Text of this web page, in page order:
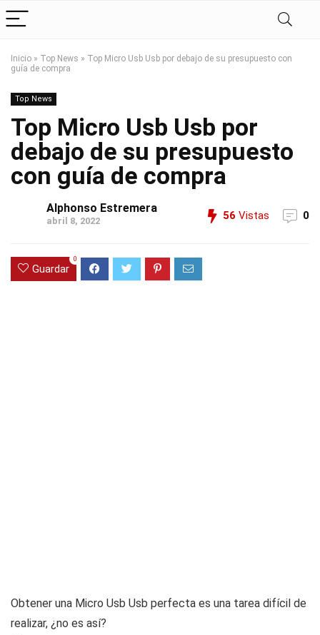
Inicio » Top News » Top Micro Usb Usb por debajo de su presupuesto con
guía de compra
Top News
Top Micro Usb Usb por
debajo de su presupuesto
con guía de compra
Alphonso Estremera
abril 8, 2022 56 Vistas 0
Guardar
0
Obtener una Micro Usb Usb perfecta es una tarea difícil de
realizar, ¿no es así?